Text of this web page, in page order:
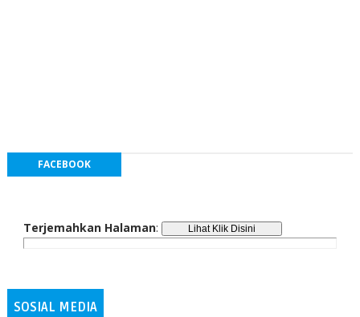
FACEBOOK
Terjemahkan Halaman:
SOSIAL MEDIA